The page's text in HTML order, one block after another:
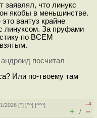
заявлял, что линукс
якобы в меньшинстве.
вантуз крайне
линуксом. За пруфами
по ВСЕМ
посчитал
Или по-твоему там
2026 [^] [^^] [^^^]
–4
+ / –